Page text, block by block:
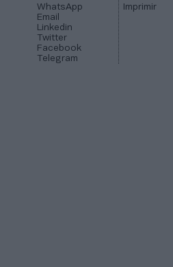
WhatsApp
Email
Linkedin
Twitter
Facebook
Telegram
Imprimir